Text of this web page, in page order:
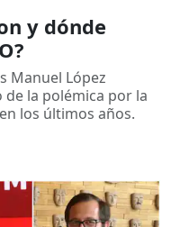
y dónde
Manuel López
la polémica por la
los últimos años.